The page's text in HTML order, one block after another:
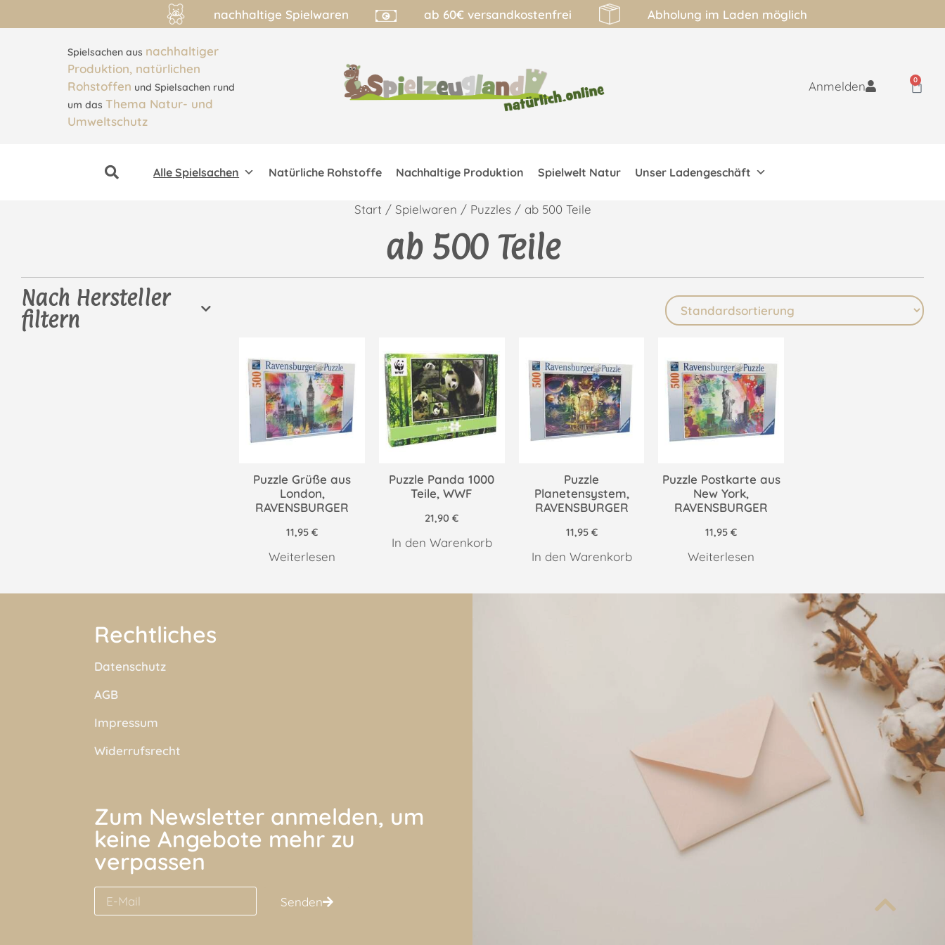
nachhaltige Spielwaren ab 60€ versandkostenfrei Abholung im Laden möglich
Spielsachen aus nachhaltiger
Produktion, natürlichen
Rohstoffen und Spielsachen rund
um das Thema Natur- und
Umweltschutz
Anmelden 0
Alle Spielsachen Natürliche Rohstoffe Nachhaltige Produktion Spielwelt Natur Unser Ladengeschäft
Start / Spielwaren / Puzzles/ ab 500 Teile
ab 500 Teile
Nach Hersteller
filtern
Puzzle Grüße aus
London,
RAVENSBURGER
11,95€
Weiterlesen
Puzzle Panda 1000
Teile, WWF
21,90€
In den Warenkorb
Puzzle
Planetensystem,
RAVENSBURGER
11,95 €
In den Warenkorb
Puzzle Postkarte aus
New York,
RAVENSBURGER
11,95€
Weiterlesen
Rechtliches
Datenschutz
AGB
Impressum
Widerrufsrecht
Zum Newsletter anmelden, um
keine Angebote mehr zu
verpassen
Senden